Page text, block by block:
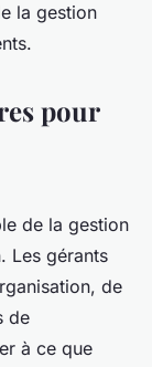
la gestion
pour
de la gestion
Les gérants
de
de
à ce que